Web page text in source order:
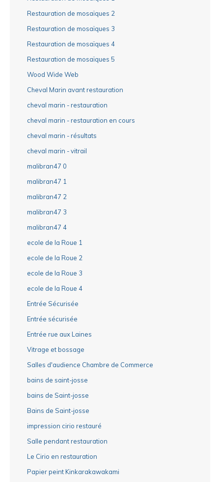
Restauration de mosaïques 2
Restauration de mosaïques 3
Restauration de mosaïques 4
Restauration de mosaïques 5
Wood Wide Web
Cheval Marin avant restauration
cheval marin - restauration
cheval marin - restauration en cours
cheval marin - résultats
cheval marin - vitrail
malibran47 0
malibran47 1
malibran47 2
malibran47 3
malibran47 4
ecole de la Roue 1
ecole de la Roue 2
ecole de la Roue 3
ecole de la Roue 4
Entrée Sécurisée
Entrée sécurisée
Entrée rue aux Laines
Vitrage et bossage
Salles d'audience Chambre de Commerce
bains de saint-josse
bains de Saint-josse
Bains de Saint-josse
impression cirio restauré
Salle pendant restauration
Le Cirio en restauration
Papier peint Kinkarakawakami